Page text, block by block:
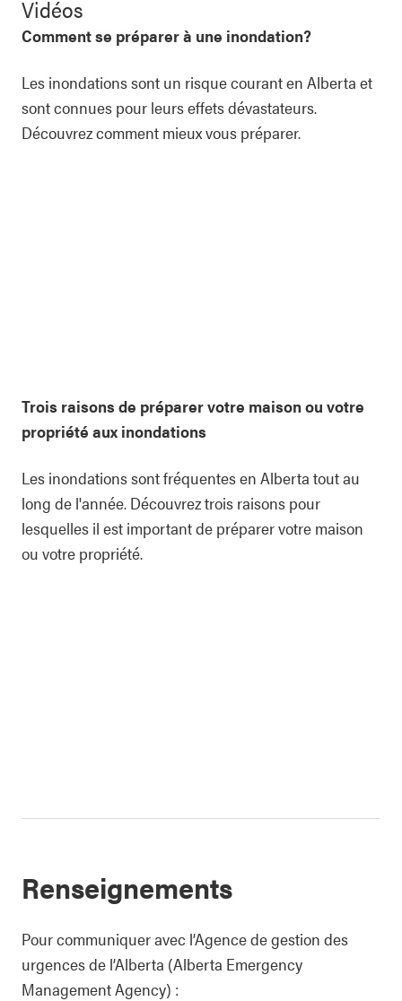
Vidéos
Comment se préparer à une inondation?
Les inondations sont un risque courant en Alberta et
sont connues pour leurs effets dévastateurs.
Découvrez comment mieux vous préparer.
Trois raisons de préparer votre maison ou votre
propriété aux inondations
Les inondations sont fréquentes en Alberta tout au
long de l'année. Découvrez trois raisons pour
lesquelles il est important de préparer votre maison
ou votre propriété.
Renseignements
Pour communiquer avec l’Agence de gestion des
urgences de l’Alberta (Alberta Emergency
Management Agency) :